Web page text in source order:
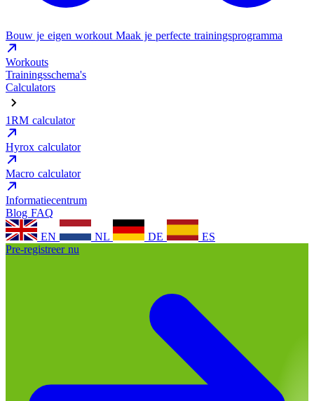
Bouw je eigen workout Maak je perfecte trainingsprogramma
Workouts
Trainingsschema's
Calculators
1RM calculator
Hyrox calculator
Macro calculator
Informatiecentrum
Blog FAQ
EN
NL DE
ES
Pre-registreer nu